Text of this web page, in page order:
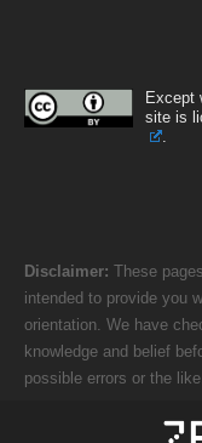
Except
site is
.
Disclaimer: These
intended to provide you
orientation. We have
knowledge and belief
possible errors or the like.